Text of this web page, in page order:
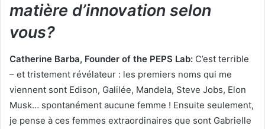
matière d’innovation selon
vous?
Catherine Barba, Founder of the PEPS Lab​: C’est terrible
– et tristement révélateur : les premiers noms qui me
viennent sont Edison, Galilée, Mandela, Steve Jobs, Elon
Musk… spontanément aucune femme ! Ensuite seulement,
je pense à ces femmes extraordinaires que sont Gabrielle